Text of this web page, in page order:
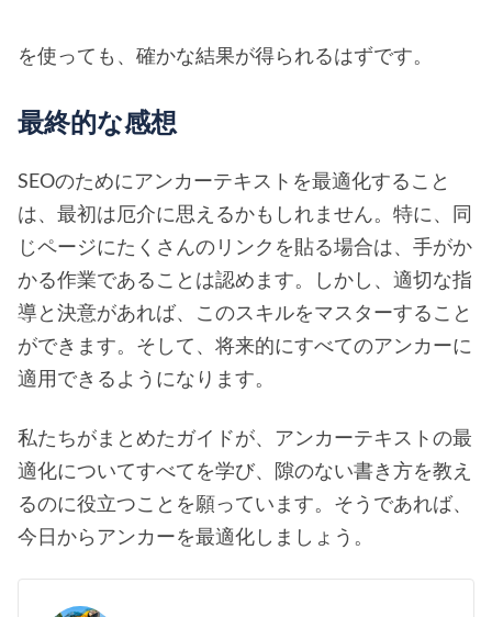
を使っても、確かな結果が得られるはずです。
最終的な感想
SEOのためにアンカーテキストを最適化すること
は、最初は厄介に思えるかもしれません。特に、同
じページにたくさんのリンクを貼る場合は、手がか
かる作業であることは認めます。しかし、適切な指
導と決意があれば、このスキルをマスターすること
ができます。そして、将来的にすべてのアンカーに
適用できるようになります。
私たちがまとめたガイドが、アンカーテキストの最
適化についてすべてを学び、隙のない書き方を教え
るのに役立つことを願っています。そうであれば、
今日からアンカーを最適化しましょう。